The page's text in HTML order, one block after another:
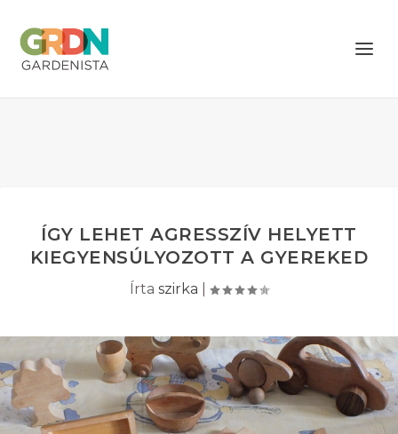
ÍGY LEHET AGRESSZÍV HELYETT
KIEGYENSÚLYOZOTT A GYEREKED
Írta szirka